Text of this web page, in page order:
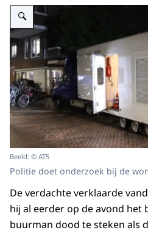
Vergroot afbeelding Politie doet
Beeld: © AT5
Politie doet onderzoek bij de
De verdachte verklaarde
hij al eerder op de avond het
buurman dood te steken als